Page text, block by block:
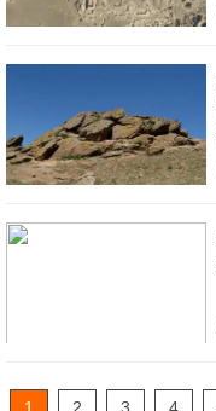
族的灵魂。中华文化悠久